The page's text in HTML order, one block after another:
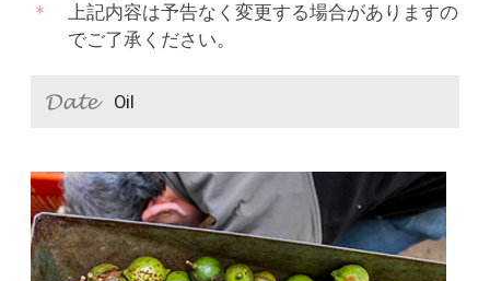
上記内容は予告なく変更する場合がありますの
でご了承ください。
Oil